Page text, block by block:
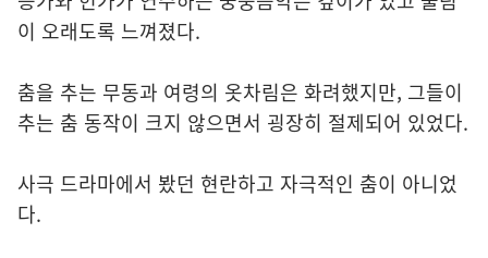
이 오래도록 느껴졌다.
춤을 추는 무동과 여령의 옷차림은 화려했지만, 그들이
추는 춤 동작이 크지 않으면서 굉장히 절제되어 있었다.
사극 드라마에서 봤던 현란하고 자극적인 춤이 아니었
다.